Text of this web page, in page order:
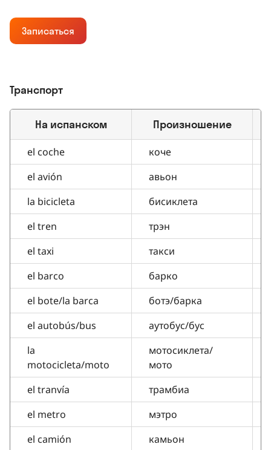
Записаться
Транспорт
На испанском Произношение
el coche коче
el avión
авьон
la bicicleta
бисиклета
el tren
трэн
el taxi
такси
el barco
барко
el bote/la barca
ботэ/барка
el autobús/bus
аутобус/бус
la
motocicleta/moto
мотосиклета/
мото
el tranvía трамбиа
el metro
мэтро
el camión
камьон